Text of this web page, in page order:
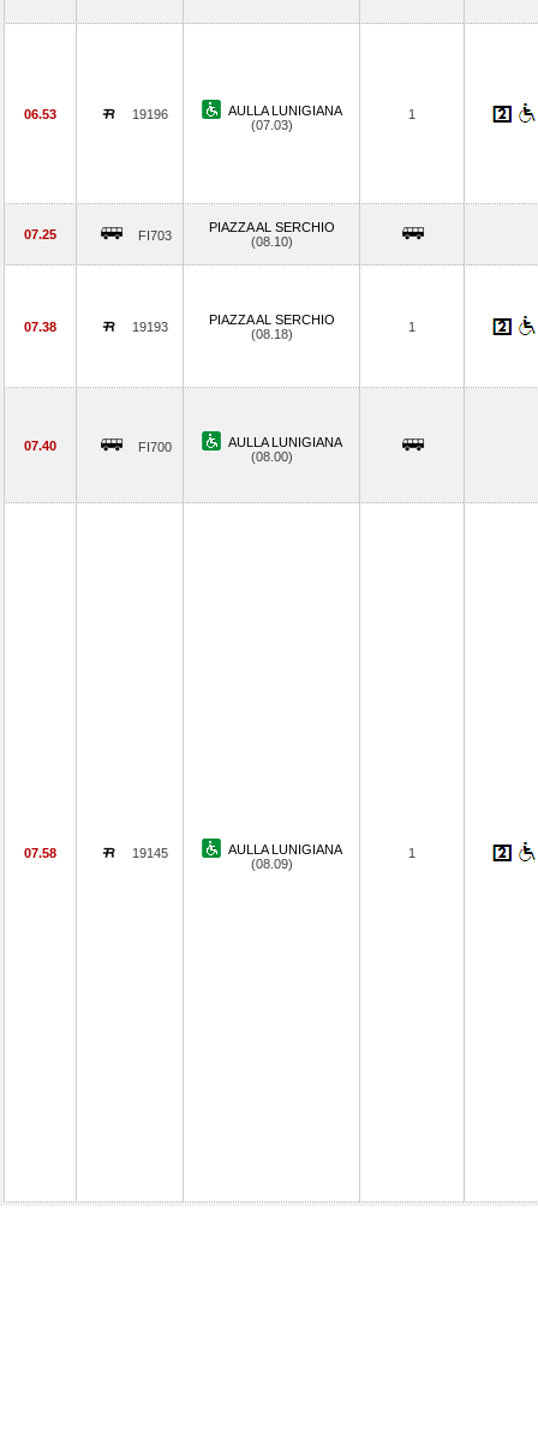
06.53 19196
AULLA LUNIGIANA
(07.03)
1
07.25 FI703
PIAZZA AL SERCHIO
(08.10)
07.38 19193
PIAZZA AL SERCHIO
(08.18)
1
07.40 FI700
AULLA LUNIGIANA
(08.00)
07.58 19145
AULLA LUNIGIANA
(08.09)
1